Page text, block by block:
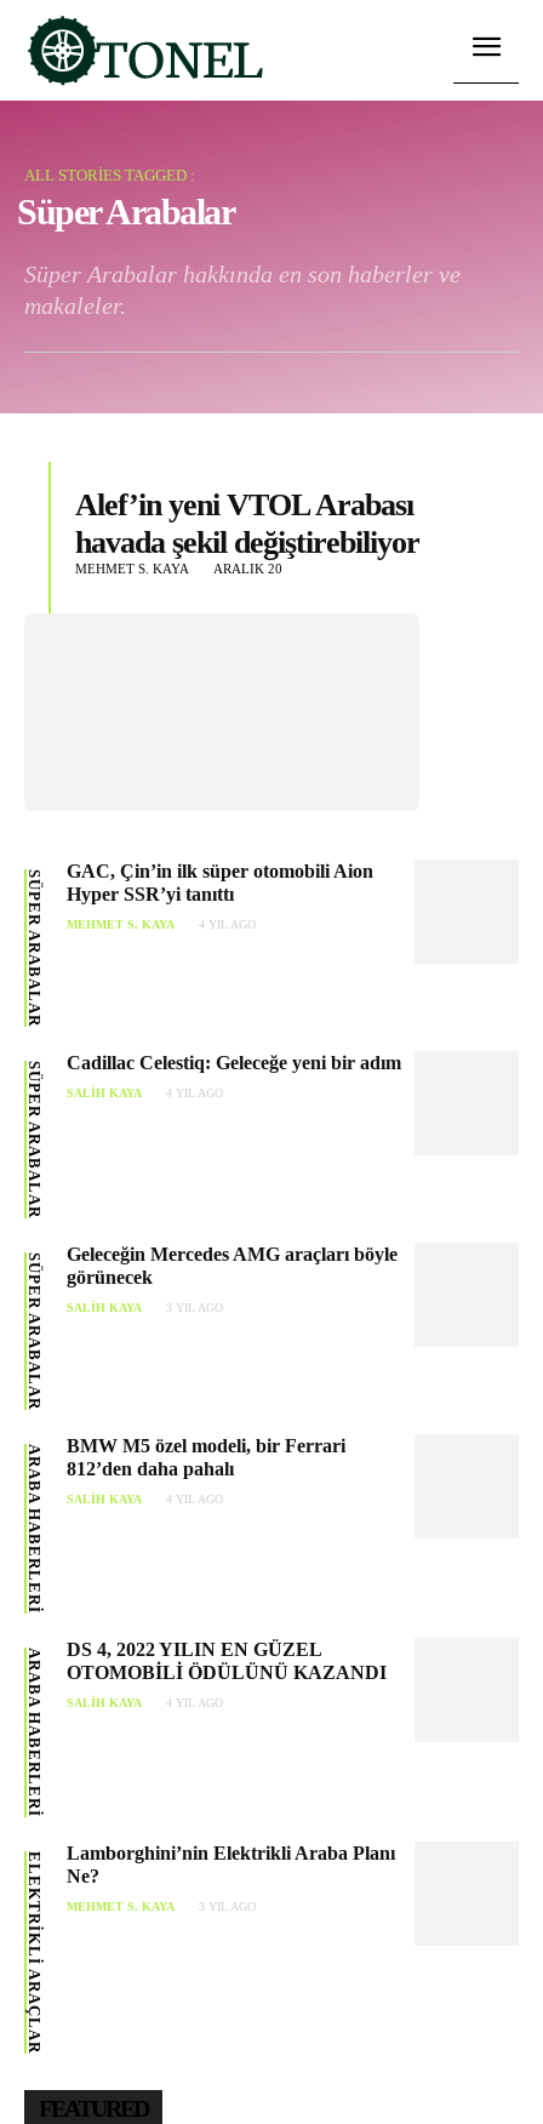
ALL STORIES TAGGED :
Süper Arabalar
Süper Arabalar hakkında en son haberler ve
makaleler.
Alef’in yeni VTOL Arabası
havada şekil değiştirebiliyor
MEHMET S. KAYA ARALIK 20
SÜPER ARABALAR
GAC, Çin’in ilk süper otomobili Aion
Hyper SSR’yi tanıttı
MEHMET S. KAYA 4 YIL AGO
SÜPER ARABALAR Cadillac Celestiq: Geleceğe yeni bir adım
SALIH KAYA 4 YIL AGO
SÜPER ARABALAR
Geleceğin Mercedes AMG araçları böyle
görünecek
SALIH KAYA 3 YIL AGO
ARABA HABERLERI
BMW M5 özel modeli, bir Ferrari
812’den daha pahalı
SALIH KAYA 4 YIL AGO
ARABA HABERLERI
DS 4, 2022 YILIN EN GÜZEL
OTOMOBİLİ ÖDÜLÜNÜ KAZANDI
SALIH KAYA 4 YIL AGO
ELEKTRIKLI ARAÇLAR
Lamborghini’nin Elektrikli Araba Planı
Ne?
MEHMET S. KAYA 3 YIL AGO
FEATURED